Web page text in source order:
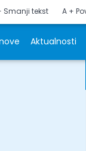
A - Smanji tekst A
Aktualnosti